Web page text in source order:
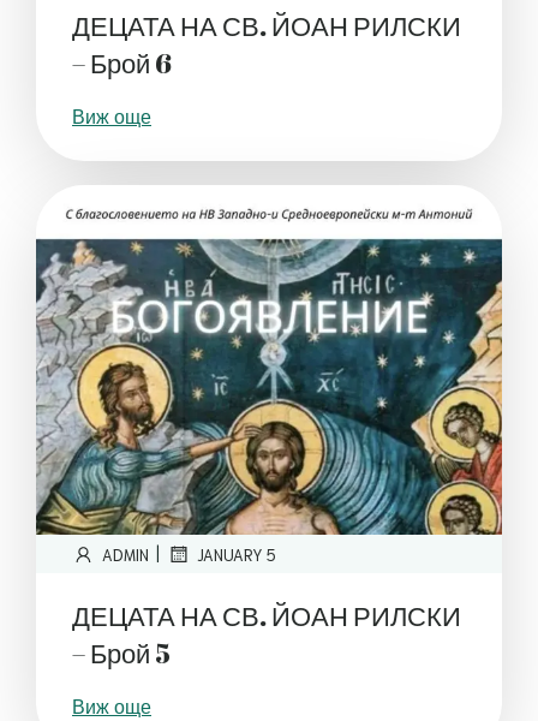
ДЕЦАТА НА СВ. ЙОАН РИЛСКИ
– Брой 6
Виж още
ADMIN | JANUARY 5
ДЕЦАТА НА СВ. ЙОАН РИЛСКИ
– Брой 5
Виж още